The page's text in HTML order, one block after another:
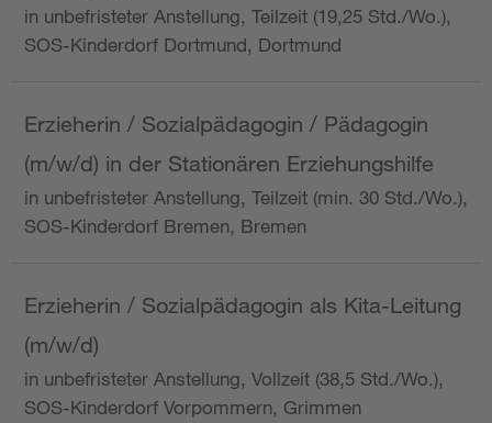
in unbefristeter Anstellung, Teilzeit (19,25 Std./Wo.),
SOS-Kinderdorf Dortmund, Dortmund
Erzieherin / Sozialpädagogin / Pädagogin
(m/w/d) in der Stationären Erziehungshilfe
in unbefristeter Anstellung, Teilzeit (min. 30 Std./Wo.),
SOS-Kinderdorf Bremen, Bremen
Erzieherin / Sozialpädagogin als Kita-Leitung
(m/w/d)
in unbefristeter Anstellung, Vollzeit (38,5 Std./Wo.),
SOS-Kinderdorf Vorpommern, Grimmen